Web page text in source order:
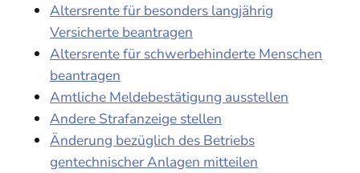
Altersrente für besonders langjährig
Versicherte beantragen
Altersrente für schwerbehinderte Menschen
beantragen
Amtliche Meldebestätigung ausstellen
Andere Strafanzeige stellen
Änderung bezüglich des Betriebs
gentechnischer Anlagen mitteilen